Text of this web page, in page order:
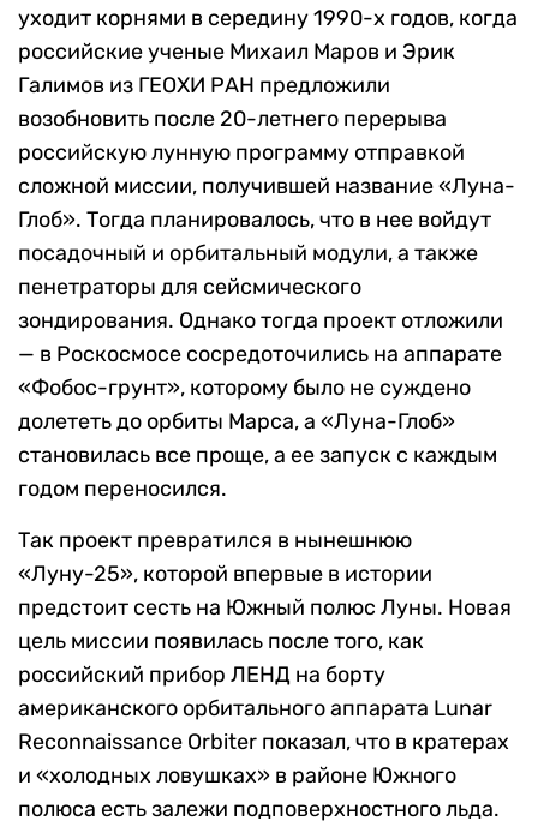
уходит корнями в середину 1990-х годов, когда
российские ученые Михаил Маров и Эрик
Галимов из ГЕОХИ РАН предложили
возобновить после 20-летнего перерыва
российскую лунную программу отправкой
сложной миссии, получившей название «Луна-
Глоб». Тогда планировалось, что в нее войдут
посадочный и орбитальный модули, а также
пенетраторы для сейсмического
зондирования. Однако тогда проект отложили
— в Роскосмосе сосредоточились на аппарате
«Фобос-грунт», которому было не суждено
долететь до орбиты Марса, а «Луна-Глоб»
становилась все проще, а ее запуск с каждым
годом переносился.
Так проект превратился в нынешнюю
«Луну-25», которой впервые в истории
предстоит сесть на Южный полюс Луны. Новая
цель миссии появилась после того, как
российский прибор ЛЕНД на борту
американского орбитального аппарата Lunar
Reconnaissance Orbiter показал, что в кратерах
и «холодных ловушках» в районе Южного
полюса есть залежи подповерхностного льда.